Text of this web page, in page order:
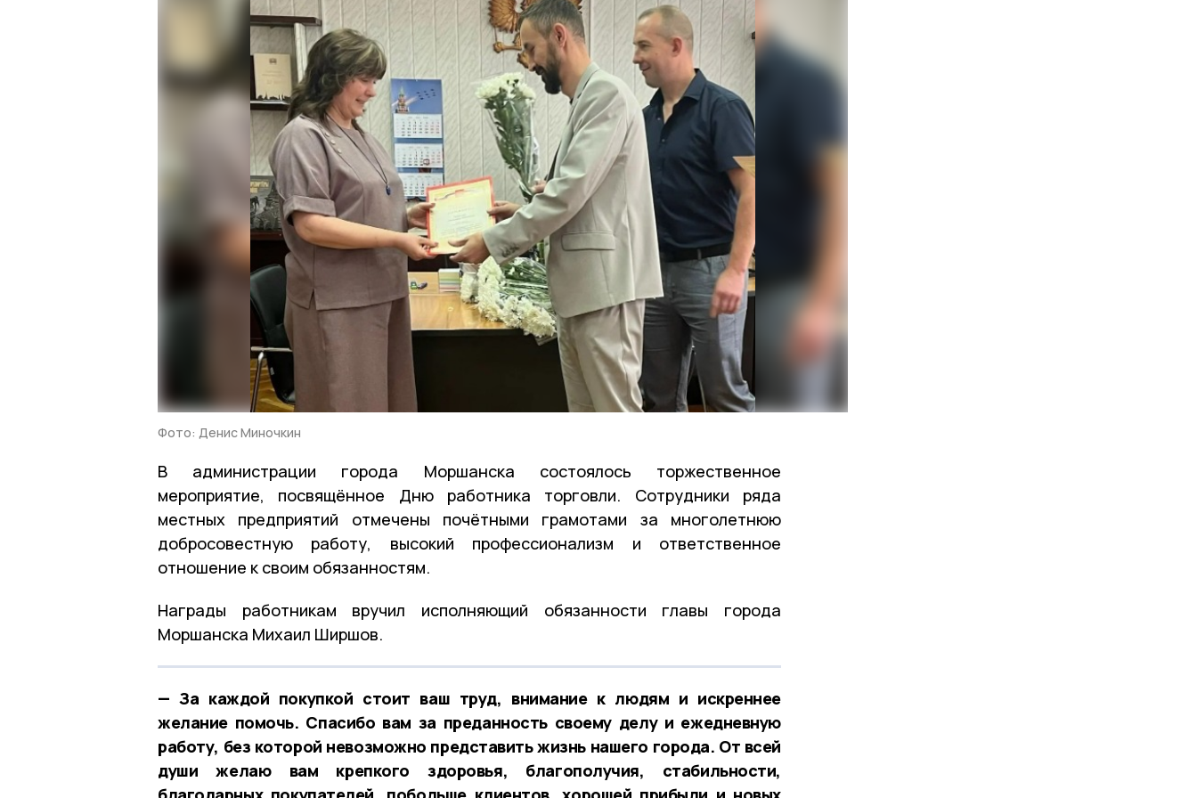
Фото: Денис Миночкин
В администрации города Моршанска состоялось торжественное
мероприятие, посвящённое Дню работника торговли. Сотрудники ряда
местных предприятий отмечены почётными грамотами за многолетнюю
добросовестную работу, высокий профессионализм и ответственное
отношение к своим обязанностям.
Награды работникам вручил исполняющий обязанности главы города
Моршанска Михаил Ширшов.
— За каждой покупкой стоит ваш труд, внимание к людям и искреннее
желание помочь. Спасибо вам за преданность своему делу и ежедневную
работу, без которой невозможно представить жизнь нашего города. От всей
души желаю вам крепкого здоровья, благополучия, стабильности,